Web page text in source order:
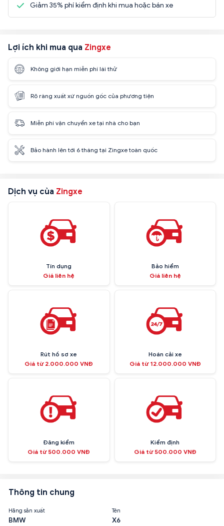
Giảm 35% phí kiểm định khi mua hoặc bán xe
Lợi ích khi mua qua Zingxe
Không giới hạn miễn phí lái thử
Rõ ràng xuất xứ nguồn gốc của phương tiện
Miễn phí vận chuyển xe tại nhà cho bạn
Bảo hành lên tới 6 tháng tại Zingxe toàn quốc
Dịch vụ của Zingxe
Tín dụng
Giá liên hệ
Bảo hiểm
Giá liên hệ
Rút hồ sơ xe
Giá từ 2.000.000 VNĐ
Hoán cải xe
Giá từ 12.000.000 VNĐ
Đăng kiểm
Giá từ 500.000 VNĐ
Kiểm định
Giá từ 500.000 VNĐ
Thông tin chung
Hãng sản xuất
BMW
Tên
X6